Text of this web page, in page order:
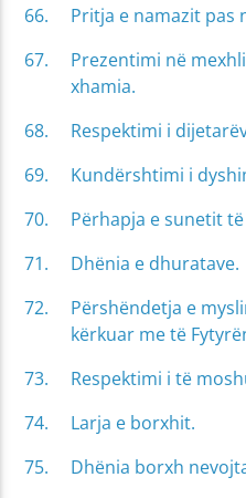
Pritja e namazit pas
Prezentimi në
xhamia.
Respektimi i
Kundërshtimi i
Dhënia e dhuratave.
Përshëndetja e
kërkuar me të
Respektimi i të
Larja e borxhit.
Dhënia borxh